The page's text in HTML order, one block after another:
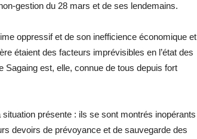
gestion du 28 mars et de ses lendemains.
oppressif et de son inefficience économique et
étaient des facteurs imprévisibles en l’état des
est, elle, connue de tous depuis fort
présente : ils se sont montrés inopérants
devoirs de prévoyance et de sauvegarde des